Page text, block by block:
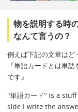
物を説明する時
なんて言うの？
例えば下記の文章はど
『単語カードとは単
です』
"単語カード" is a
side I write the